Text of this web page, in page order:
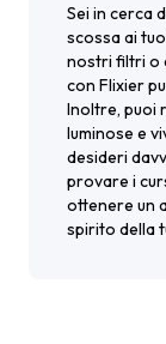
Sei in cerca
scossa ai
nostri filtri o
con Flixier
Inoltre, puoi
luminose e
desideri
provare i
ottenere un
spirito della